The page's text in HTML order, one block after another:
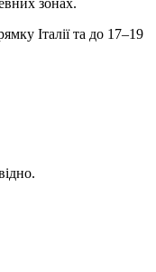
Італії та до 17–19